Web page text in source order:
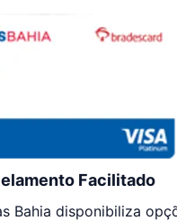
Facilitado
Bahia disponibiliza